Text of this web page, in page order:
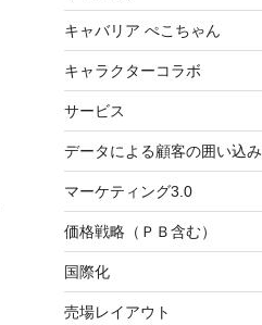
キャバリア ぺこちゃん
キャラクターコラボ
サービス
データによる顧客の囲い込み
マーケティング3.0
価格戦略（ＰＢ含む）
国際化
売場レイアウト